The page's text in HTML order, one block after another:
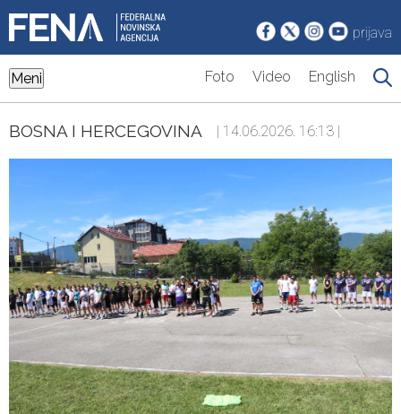
prijava
Meni Foto Video English
BOSNA I HERCEGOVINA | 14.06.2026. 16:13 |